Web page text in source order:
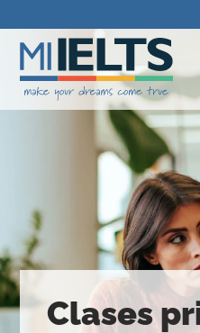
Clases